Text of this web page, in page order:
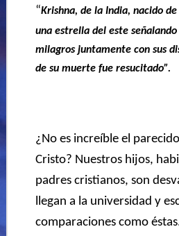
“Krishna, de la India, nacido
una estrella del este
milagros juntamente con sus
de su muerte fue resucitado”.
¿No es increíble el
Cristo? Nuestros hijos,
padres cristianos, son
llegan a la universidad y
comparaciones como